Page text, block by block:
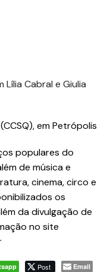
Lília Cabral e Giulia
em Petrópolis
populares do
de música e
cinema, circo e
os
da divulgação de
no site
Post Email